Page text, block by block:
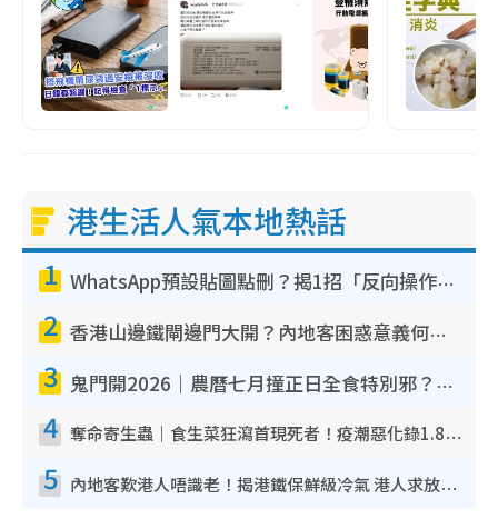
港生活人氣本地熱話
1 WhatsApp預設貼圖點刪？揭1招「反向操作」還原簡潔介面 附3步實測教學
2 香港山邊鐵閘邊門大開？內地客困惑意義何在！網民神回覆：呢種叫法理性防禦
3 鬼門開2026｜農曆七月撞正日全食特別邪？專家警告切忌做一事！揭4大禁忌+2招保平安
4 奪命寄生蟲｜食生菜狂瀉首現死者！疫潮惡化錄1.8萬宗病例 揭洗菜3大謬誤
5 內地客歎港人唔識老！揭港鐵保鮮級冷氣 港人求放過：咪投訴